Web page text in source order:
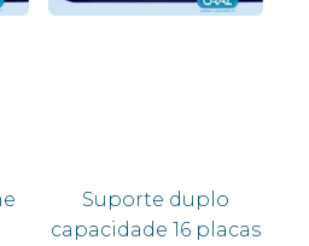
Suporte duplo
capacidade 16 placas